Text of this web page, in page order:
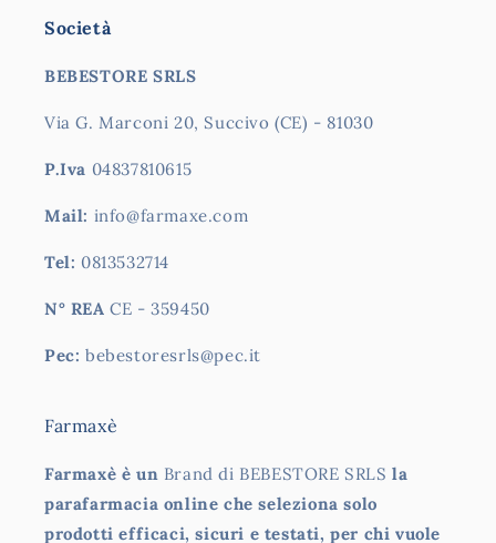
Società
BEBESTORE SRLS
Via G. Marconi 20, Succivo (CE) - 81030
P.Iva 04837810615
Mail: info@farmaxe.com
Tel: 0813532714
N° REA CE - 359450
Pec: bebestoresrls@pec.it
Farmaxè
Farmaxè è un Brand di BEBESTORE SRLS la
parafarmacia online che seleziona solo
prodotti efficaci, sicuri e testati, per chi vuole